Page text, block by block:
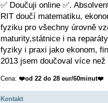
✅ Doučuji online ✅.
RIT doučí matematiku,
fyziku pro všechny úrovně
maturity,státnice i na
fyziky i praxi jako ekonom,
2013 jsem doučoval více
Cena: ❤️od 22 do 28 eur/60minut❤️
Kontakt